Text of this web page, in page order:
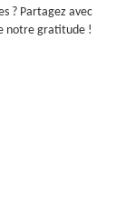
? Partagez avec
notre gratitude !